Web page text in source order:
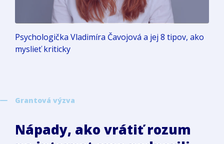
Psychologička Vladimíra Čavojová a jej 8 tipov, ako
myslieť kriticky
Grantová výzva
Nápady, ako vrátiť rozum